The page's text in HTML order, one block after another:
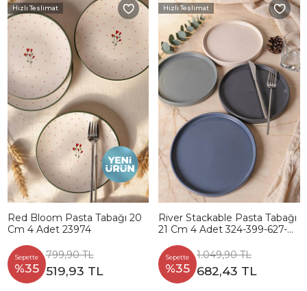
Hızlı Teslimat
Red Bloom Pasta Tabağı 20
Cm 4 Adet 23974
Sepette
%35
799,90 TL
519,93 TL
Hızlı Teslimat
River Stackable Pasta Tabağı
21 Cm 4 Adet 324-399-627-
Sepette
%35
1.049,90 TL
682,43 TL